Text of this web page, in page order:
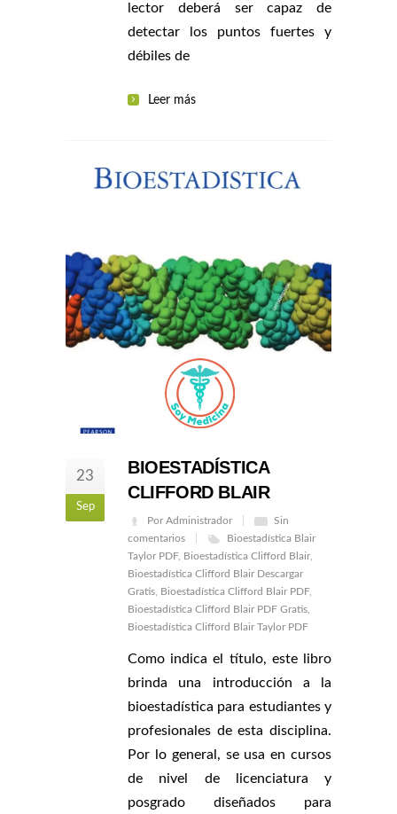
lector deberá ser capaz de
detectar los puntos fuertes y
débiles de
Leer más
23
Sep
BIOESTADÍSTICA
CLIFFORD BLAIR
Por Administrador
Sin
comentarios
Bioestadística Blair
Taylor PDF, Bioestadística Clifford Blair
Bioestadística Clifford Blair Descargar
Gratis Bioestadística Clifford Blair PDF,
Bioestadística Clifford Blair PDF Gratis
Bioestadística Clifford Blair Taylor PDF
Como indica el título, este libro
brinda una introducción a la
bioestadística para estudiantes y
profesionales de esta disciplina.
Por lo general, se usa en cursos
de nivel de licenciatura y
posgrado diseñados para